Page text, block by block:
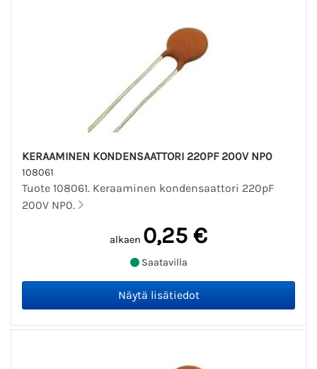
KERAAMINEN KONDENSAATTORI 220PF 200V NP0
108061
Tuote 108061. Keraaminen kondensaattori 220pF
200V NP0.
alkaen 0,25 €
Saatavilla